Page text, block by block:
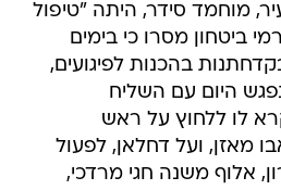
מוחמד סידר, היתה "טיפול
ביטחון מסרו כי בימים
בהכנות לפיגועים,
היום עם השליח
לו ללחוץ על ראש
מאזן, ועל דחלאן, לפעול
אלוף משנה חגי מרדכי,